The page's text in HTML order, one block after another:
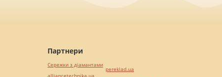
Партнери
Сережки з діамантами
alliancetechnika.ua
pereklad.ua